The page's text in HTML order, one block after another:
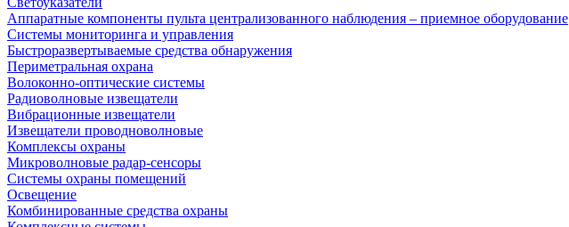
Аппаратные компоненты пульта централизованного наблюдения – приемное оборудование
Системы мониторинга и управления
Быстроразвертываемые средства обнаружения
Периметральная охрана
Волоконно-оптические системы
Радиоволновые извещатели
Вибрационные извещатели
Извещатели проводноволновые
Комплексы охраны
Микроволновые радар-сенсоры
Системы охраны помещений
Освещение
Комбинированные средства охраны